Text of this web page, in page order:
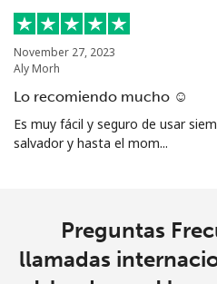
November 27, 2023
Aly Morh
Lo recomiendo mucho ☺️
Es muy fácil y seguro de usar
salvador y hasta el mom...
Preguntas
llamadas